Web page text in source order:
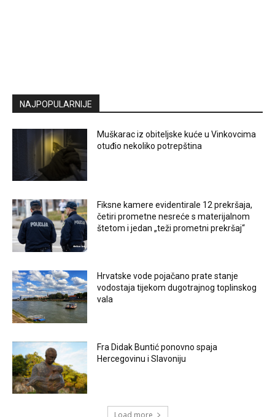
NAJPOPULARNIJE
Muškarac iz obiteljske kuće u Vinkovcima
otuđio nekoliko potrepština
Fiksne kamere evidentirale 12 prekršaja,
četiri prometne nesreće s materijalnom
štetom i jedan „teži prometni prekršaj“
Hrvatske vode pojačano prate stanje
vodostaja tijekom dugotrajnog toplinskog
vala
Fra Didak Buntić ponovno spaja
Hercegovinu i Slavoniju